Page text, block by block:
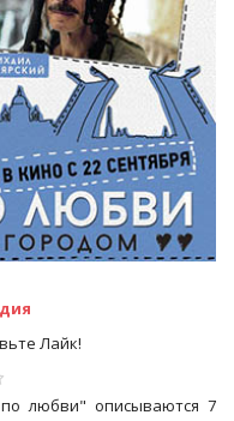
Лайк!
любви" описываются 7